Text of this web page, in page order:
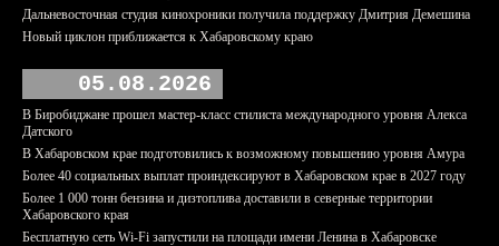
Дальневосточная студия кинохроники получила поддержку Дмитрия Демешина
Новый циклон приближается к Хабаровскому краю
05.08.2026
В Биробиджане прошел мастер-класс стилиста международного уровня Алекса
Датского
В Хабаровском крае подготовились к возможному повышению уровня Амура
Более 40 социальных выплат проиндексируют в Хабаровском крае в 2027 году
Более 1 000 тонн бензина и дизтоплива доставили в северные территории
Хабаровского края
Бесплатную сеть Wi-Fi запустили на площади имени Ленина в Хабаровске